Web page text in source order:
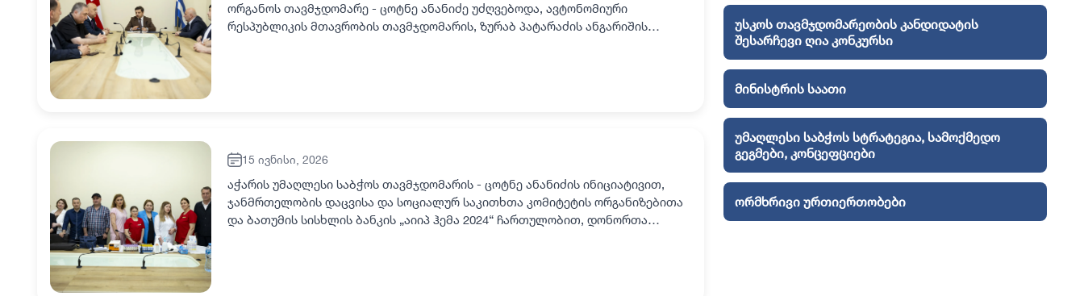
ორგანოს თავმჯდომარე - ცოტნე ანანიძე უძღვებოდა, ავტონომიური
რესპუბლიკის მთავრობის თავმჯდომარის, ზურაბ პატარაძის ანგარიშის
15 ივნისი, 2026
აჭარის უმაღლესი საბჭოს თავმჯდომარის - ცოტნე ანანიძის ინიციატივით,
ჯანმრთელობის დაცვისა და სოციალურ საკითხთა კომიტეტის ორგანიზებითა
და ბათუმის სისხლის ბანკის „აიიპ ჰემა 2024“ ჩართულობით, დონორთა
უსკოს თავმჯდომარეობის კანდიდატის
შესარჩევი ღია კონკურსი
მინისტრის საათი
უმაღლესი საბჭოს სტრატეგია, სამოქმედო
გეგმები, კონცეფციები
ორმხრივი ურთიერთობები